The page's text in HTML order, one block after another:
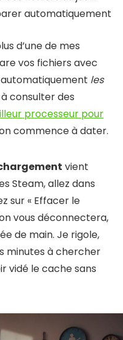
automatiquement
d’une de mes
vos fichiers avec
les
à consulter des
processeur pour
commence à dater.
vient
Steam, allez dans
sur « Effacer le
vous déconnectera,
de main. Je rigole,
minutes à chercher
vidé le cache sans